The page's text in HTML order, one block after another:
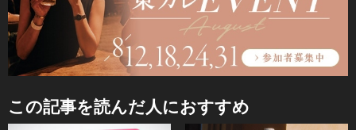
この記事を読んだ人におすすめ